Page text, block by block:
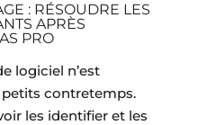
: RÉSOUDRE LES
APRÈS
PRO
logiciel n’est
contretemps.
les identifier et les